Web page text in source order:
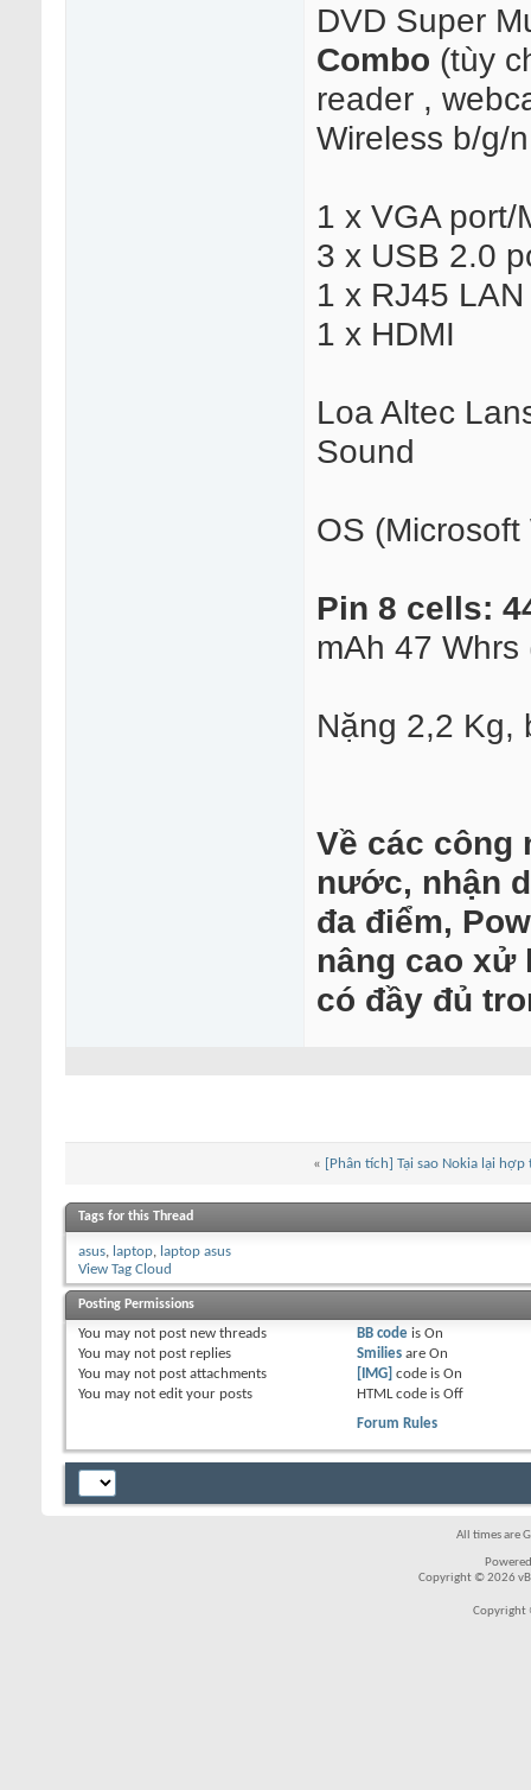
DVD Super
Combo (tùy
reader ,
Wireless b/g/n
1 x VGA port/
3 x USB 2.0
1 x RJ45
1 x HDMI
Loa Altec
Sound
OS
Pin 8 cells:
mAh 47 Whrs
Nặng 2,2 Kg,
Về các công
nước, nhận
đa điểm,
nâng cao
có đầy đủ
« [Phân tích] Tại sao Nokia lại
Tags for this Thread
asus, laptop, laptop asus
View Tag Cloud
Posting Permissions
You may not post new threads
You may not post replies
You may not post attachments
You may not edit your posts
BB codeis On
Smiliesare On
[IMG] code is On
HTML code is Off
Forum Rules
All times are
Copyright © 2026
Copyright